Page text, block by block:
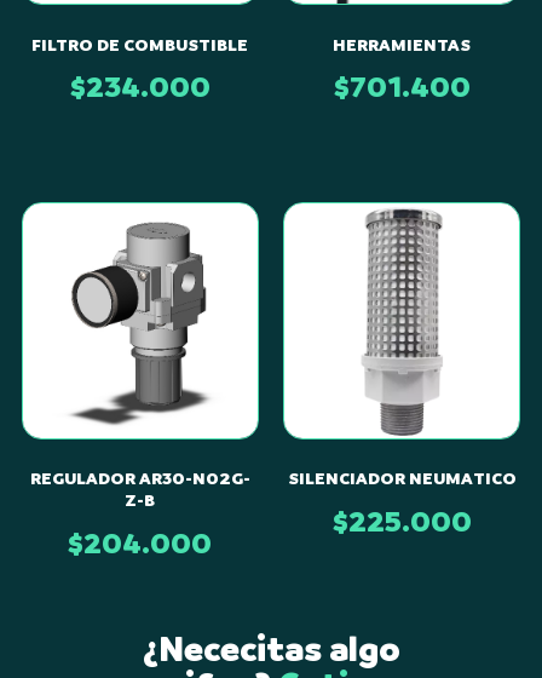
FILTRO DE COMBUSTIBLE
$234.000
HERRAMIENTAS
$701.400
REGULADOR AR30-N02G-
Z-B
$204.000
SILENCIADOR NEUMATICO
$225.000
¿Nececitas algo
automáticamente
cada
No